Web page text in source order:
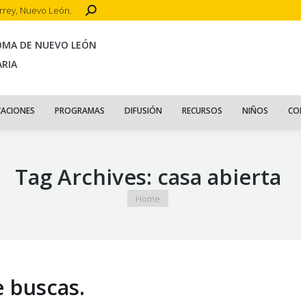
Nuevo León. Search:
DE NUEVO LEÓN
PROGRAMAS DIFUSIÓN RECURSOS NIÑOS
Tag Archives: casa abierta
You are here:
Home
ACERCA DE PUBLICACIONES PROGRAMAS DIFUSIÓN